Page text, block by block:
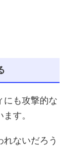
にも攻撃的な
す。
ないだろう